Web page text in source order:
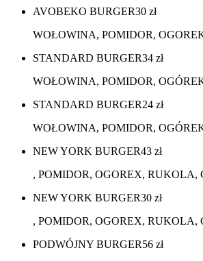
AVOBEKO BURGER30 zł
WOŁOWINA, POMIDOR,
STANDARD BURGER34 zł
WOŁOWINA, POMIDOR,
STANDARD BURGER24 zł
WOŁOWINA, POMIDOR,
NEW YORK BURGER43 zł
, POMIDOR, OGOREX, RUKOLA,
NEW YORK BURGER30 zł
, POMIDOR, OGOREX, RUKOLA,
PODWÓJNY BURGER56 zł